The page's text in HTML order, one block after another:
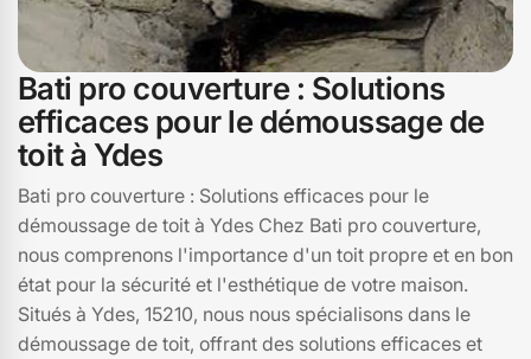
Bati pro couverture : Solutions
efficaces pour le démoussage de
toit à Ydes
Bati pro couverture : Solutions efficaces pour le
démoussage de toit à Ydes Chez Bati pro couverture,
nous comprenons l'importance d'un toit propre et en bon
état pour la sécurité et l'esthétique de votre maison.
Situés à Ydes, 15210, nous nous spécialisons dans le
démoussage de toit, offrant des solutions efficaces et